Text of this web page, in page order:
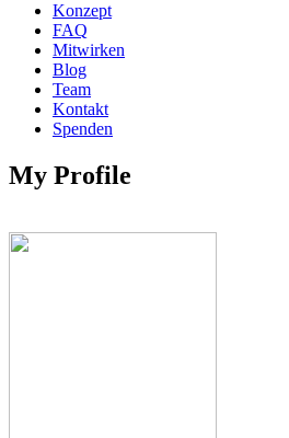
Konzept
FAQ
Mitwirken
Blog
Team
Kontakt
Spenden
My Profile